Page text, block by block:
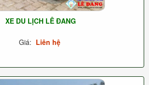
XE DU LỊCH LÊ ĐANG
Giá: Liên hệ